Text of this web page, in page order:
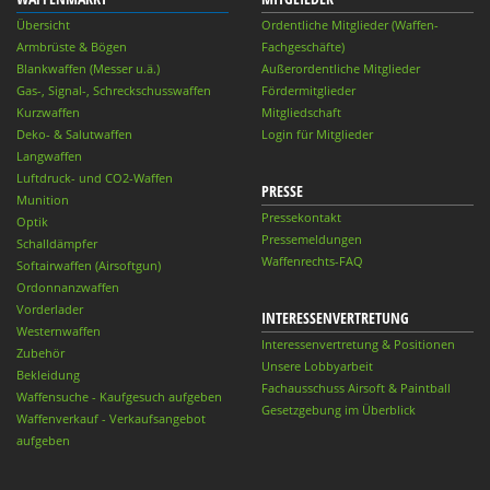
Übersicht
Armbrüste & Bögen
Blankwaffen (Messer u.ä.)
Gas-, Signal-, Schreckschusswaffen
Kurzwaffen
Deko- & Salutwaffen
Langwaffen
Luftdruck- und CO2-Waffen
Munition
Optik
Schalldämpfer
Softairwaffen (Airsoftgun)
Ordonnanzwaffen
Vorderlader
Westernwaffen
Zubehör
Bekleidung
Waffensuche - Kaufgesuch aufgeben
Waffenverkauf - Verkaufsangebot
aufgeben
Ordentliche Mitglieder (Waffen-
Fachgeschäfte)
Außerordentliche Mitglieder
Fördermitglieder
Mitgliedschaft
Login für Mitglieder
PRESSE
Pressekontakt
Pressemeldungen
Waffenrechts-FAQ
INTERESSENVERTRETUNG
Interessenvertretung & Positionen
Unsere Lobbyarbeit
Fachausschuss Airsoft & Paintball
Gesetzgebung im Überblick